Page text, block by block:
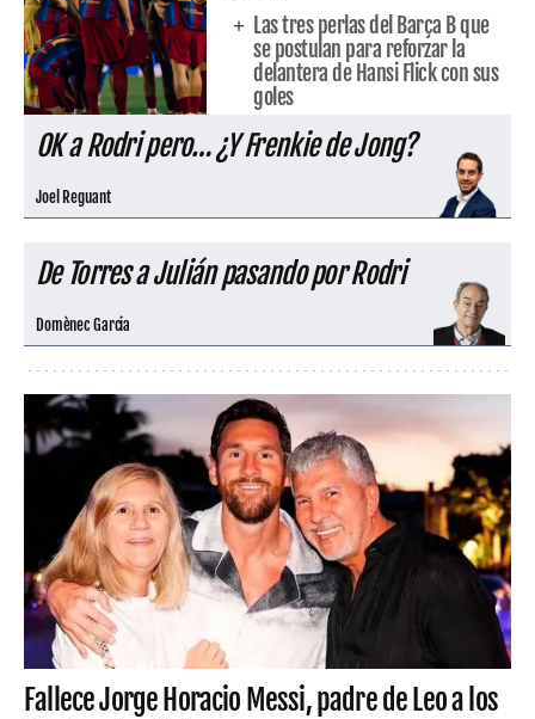
Las tres perlas del Barça B que
se postulan para reforzar la
delantera de Hansi Flick con sus
goles
OK a Rodri pero… ¿Y Frenkie de Jong?
Joel Reguant
De Torres a Julián pasando por Rodri
Domènec Garcia
Fallece Jorge Horacio Messi, padre de Leo a los